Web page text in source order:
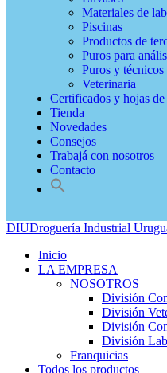
Materiales de
Piscinas
Productos de
Puros para
Puros y técnicos
Veterinaria
Certificados y hojas de
Tienda
Novedades
Consejos
Trabajá con nosotros
Contacto
DIUDroguería Industrial
Inicio
LA EMPRESA
NOSOTROS
División
División
División
División
Franquicias
Todos los productos